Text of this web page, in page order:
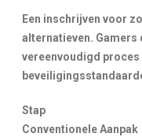
Een inschrijven voor
alternatieven. Gamers
vereenvoudigd
Stap
Conventionele Aanpak